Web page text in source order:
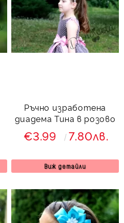
Ръчно изработена
диадема Тина в розово
€3.99 7.80лв.
Виж детайли